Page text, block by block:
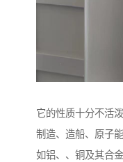
它的性质十分不活
制造、造船、原子
如铝、、铜及其合